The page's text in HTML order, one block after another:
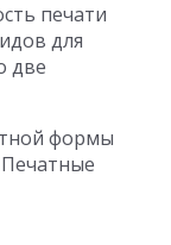
печати
для
две
формы